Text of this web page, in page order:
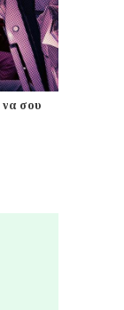
σου